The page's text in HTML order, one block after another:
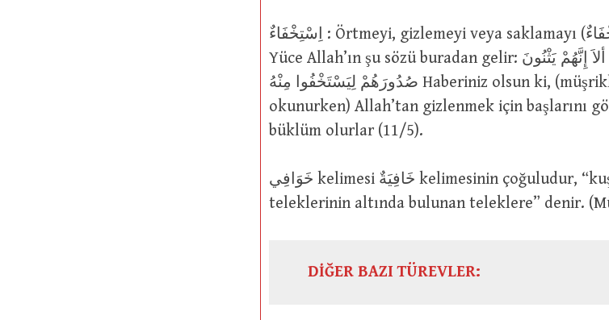
اِسْتِخْفَاءٌ : Örtmeyi, gizlemeyi veya saklamayı (إِخْفَاءٌ) talep etmek, istemek.
Yüce Allah’ın şu sözü buradan gelir: ألاَ إِنَّهُمْ يَثْنُونَ
صُدُورَهُمْ لِيَسْتَخْفُوا مِنْهُ Haberiniz olsun ki, (müşrikler kendilerine Kur’ân
okunurken) Allah’tan gizlenmek için başlarını
büklüm olurlar (11/5).
خَوَافِي kelimesi خَافِيَةٌ kelimesinin çoğuludur, “kuşların kavâdim (قَوَادِمُ) denen
teleklerinin altında bulunan teleklere” denir.
DİĞER BAZI TÜREVLER: